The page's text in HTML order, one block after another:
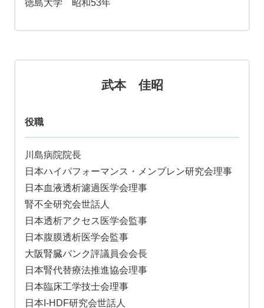
徳島大学 昭和53年
武本 佳昭
役職
川島病院院長
日本ハイパフォーマンス・メンブレン研究会理事
日本血液透析濾過医学会理事
腎不全研究会世話人
日本透析アクセス医学会監事
日本腹膜透析医学会監事
大阪腎臓バンク評議員会会長
日本腎代替療法推進協会理事
日本臨床工学技士会理事
日本I-HDF研究会世話人